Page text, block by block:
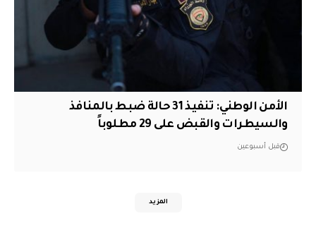
الأمن الوطني: تنفيذ 31 حالة ضبط بالمنافذ
والسيطرات والقبض على 29 مطلوباً
قبل أسبوعين
المزيد